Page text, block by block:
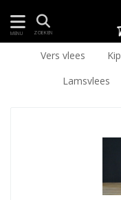
MENU ZOEKEN
Vers vlees Kip
Lamsvlees